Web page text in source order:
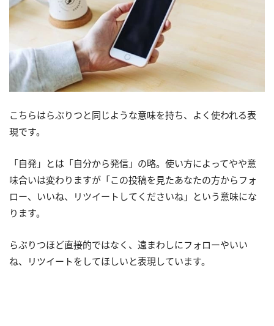
こちらはらぶりつと同じような意味を持ち、よく使われる表
現です。
「自発」とは「自分から発信」の略。使い方によってやや意
味合いは変わりますが「この投稿を見たあなたの方からフォ
ロー、いいね、リツイートしてくださいね」という意味にな
ります。
らぶりつほど直接的ではなく、遠まわしにフォローやいい
ね、リツイートをしてほしいと表現しています。